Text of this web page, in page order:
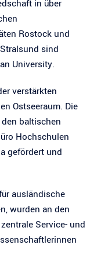
in über
Rostock und
sind
University.
verstärkten
Ostseeraum. Die
baltischen
Hochschulen
gefördert und
ausländische
wurden an den
Service- und